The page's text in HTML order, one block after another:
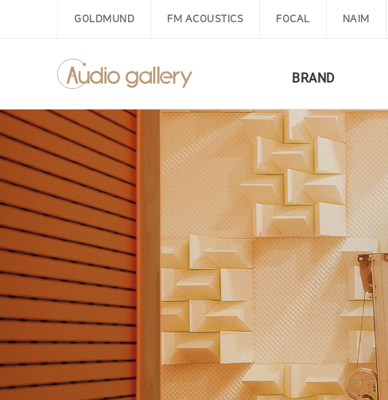
GOLDMUND FM ACOUSTICS FOCAL NAIM
BRAND